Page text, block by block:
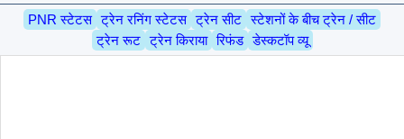
PNR स्टेटस ट्रेन रनिंग स्टेटस ट्रेन सीट स्टेशनों के बीच ट्रेन / सीट
ट्रेन रूट ट्रेन किराया रिफंड डेस्कटॉप व्यू